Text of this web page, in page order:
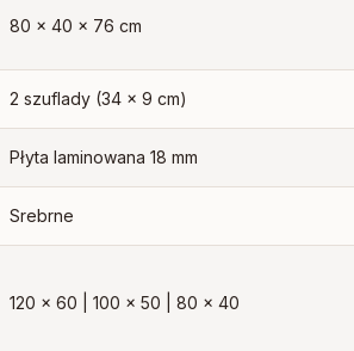
80 x 40 x 76 cm
2 szuflady (34 x 9 cm)
Płyta laminowana 18 mm
Srebrne
120 x 60 | 100 x 50 | 80 x 40